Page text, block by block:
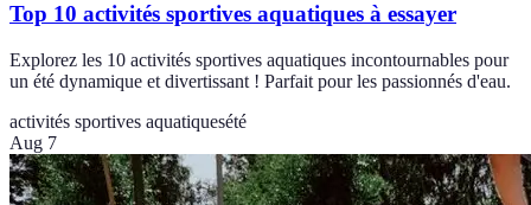
Top 10 activités sportives aquatiques à essayer
Explorez les 10 activités sportives aquatiques incontournables pour
un été dynamique et divertissant ! Parfait pour les passionnés d'eau.
activités sportives aquatiquesété
Aug 7